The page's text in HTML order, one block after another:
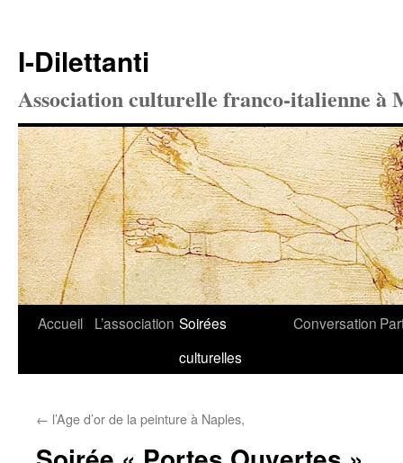
I-Dilettanti
Association culturelle franco-italienne à
Aller
Accueil L’association Soirées
culturelles
Conversation
← l’Age d’or de la peinture à Naples,